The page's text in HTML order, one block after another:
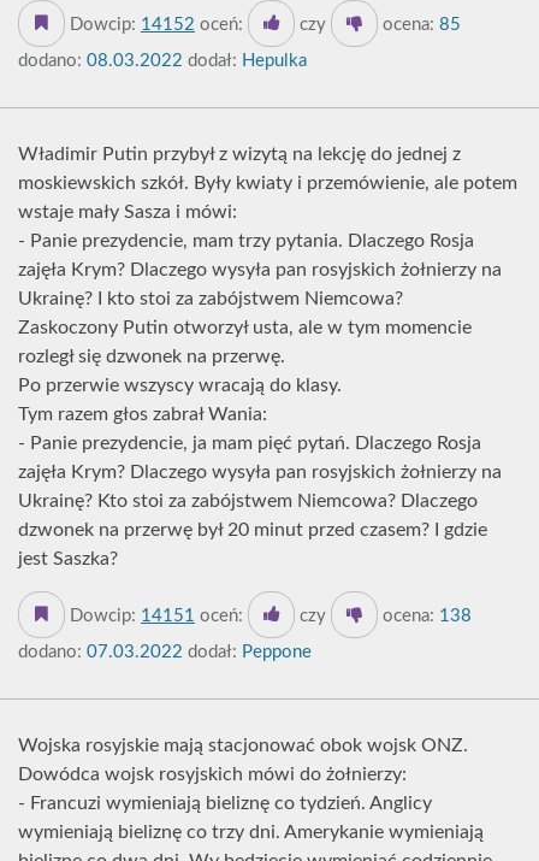
Dowcip: 14152 oceń: czy ocena: 85
dodano: 08.03.2022 dodał: Hepulka
Władimir Putin przybył z wizytą na lekcję do jednej z
moskiewskich szkół. Były kwiaty i przemówienie, ale potem
wstaje mały Sasza i mówi:
- Panie prezydencie, mam trzy pytania. Dlaczego Rosja
zajęła Krym? Dlaczego wysyła pan rosyjskich żołnierzy na
Ukrainę? I kto stoi za zabójstwem Niemcowa?
Zaskoczony Putin otworzył usta, ale w tym momencie
rozległ się dzwonek na przerwę.
Po przerwie wszyscy wracają do klasy.
Tym razem głos zabrał Wania:
- Panie prezydencie, ja mam pięć pytań. Dlaczego Rosja
zajęła Krym? Dlaczego wysyła pan rosyjskich żołnierzy na
Ukrainę? Kto stoi za zabójstwem Niemcowa? Dlaczego
dzwonek na przerwę był 20 minut przed czasem? I gdzie
jest Saszka?
Dowcip: 14151 oceń: czy ocena: 138
dodano: 07.03.2022 dodał: Peppone
Wojska rosyjskie mają stacjonować obok wojsk ONZ.
Dowódca wojsk rosyjskich mówi do żołnierzy:
- Francuzi wymieniają bieliznę co tydzień. Anglicy
wymieniają bieliznę co trzy dni. Amerykanie wymieniają